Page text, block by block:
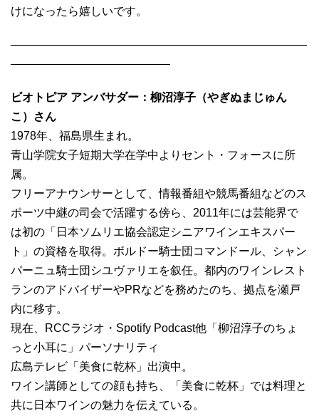
けになったら嬉しいです。
——————————————————————————
——————————————
ビオトピア アンバサダー：柳沼淳子（やぎぬまじゅん
こ）さん
1978年、福島県生まれ。
青山学院女子短期大学在学中よりセント・フォースに所
属。
フリーアナウンサーとして、情報番組や競馬番組などのス
ポーツ中継の司会で活躍する傍ら、2011年には芸能界で
は初の「日本ソムリエ協会認定シニアワインエキスパー
ト」の資格を取得。ボルドー騎士団コマンドール、シャン
パーニュ騎士団シユヴァリエを叙任。都内のワインレスト
ランのアドバイザーやPRなどを務めたのち、拠点を瀬戸
内に移す。
現在、RCCラジオ・Spotify Podcast他「柳沼淳子のちょ
っと小耳に」パーソナリティ
広島テレビ「美食に乾杯」出演中。
ワイン講師としての顔も持ち、「美食に乾杯」では料理と
共に日本ワインの魅力を伝えている。